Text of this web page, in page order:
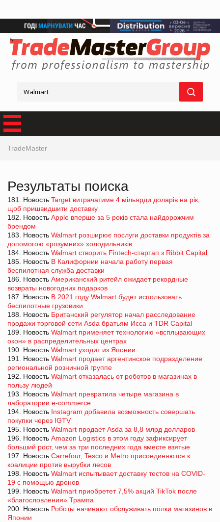
TradeMaster
Результаты поиска
181. Новость Target витрачатиме 4 мільярди доларів на рік,
щоб пришвидшити доставку
182. Новость Apple вперше за 5 років стала найдорожчим
брендом
183. Новость Walmart розширює послуги доставки продуктів за
допомогою «розумних» холодильників
184. Новость Walmart створить Fintech-стартап з Ribbit Capital
185. Новость В Калифорнии начала работу первая
беспилотная служба доставки
186. Новость Американский ритейл ожидает рекордные
возвраты новогодних подарков
187. Новость В 2021 году Walmart будет использовать
беспилотные грузовики
188. Новость Британский регулятор начал расследование
продажи торговой сети Asda братьям Исса и TDR Capital
189. Новость Walmart применяет технологию «всплывающих
окон» в распределительных центрах
190. Новость Walmart уходит из Японии
191. Новость Walmart продает аргентинское подразделение
региональной розничной группе
192. Новость Walmart отказалась от роботов в магазинах в
пользу людей
193. Новость Walmart превратила четыре магазина в
лаборатории e-commerce
194. Новость Instagram добавила возможность совершать
покупки через IGTV
195. Новость Walmart продает Asda за 8,8 млрд долларов
196. Новость Amazon Logistics в этом году зафиксирует
больший рост, чем за три последних года вместе взятые
197. Новость Carrefour, Tesco и Metro присоединяются к
коалиции против вырубки лесов
198. Новость Walmart испытывает доставку тестов на COVID-
19 с помощью дронов
199. Новость Walmart приобретет 7,5% акций TikTok после
«благословления» Трампа
200. Новость Роботы начинают обслуживать полки магазинов в
Японии